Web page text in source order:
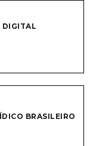
DIGITAL
BRASILEIRO